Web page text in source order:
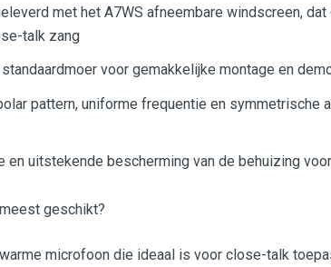
met het A7WS afneembare windscreen,
talk zang
voor gemakkelijke montage en
pattern, uniforme frequentie en symmetrische
en uitstekende bescherming van de behuizing
geschikt?
microfoon die ideaal is voor close-talk